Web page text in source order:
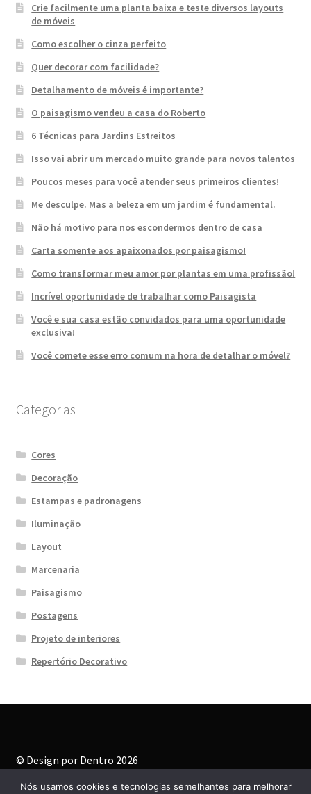
Crie facilmente uma planta baixa e teste diversos layouts
de móveis
Como escolher o cinza perfeito
Quer decorar com facilidade?
Detalhamento de móveis é importante?
O paisagismo vendeu a casa do Roberto
6 Técnicas para Jardins Estreitos
Isso vai abrir um mercado muito grande para novos talentos
Poucos meses para você atender seus primeiros clientes!
Me desculpe. Mas a beleza em um jardim é fundamental.
Não há motivo para nos escondermos dentro de casa
Carta somente aos apaixonados por paisagismo!
Como transformar meu amor por plantas em uma profissão!
Incrível oportunidade de trabalhar como Paisagista
Você e sua casa estão convidados para uma oportunidade
exclusiva!
Você comete esse erro comum na hora de detalhar o móvel?
Categorias
Cores
Decoração
Estampas e padronagens
Iluminação
Layout
Marcenaria
Paisagismo
Postagens
Projeto de interiores
Repertório Decorativo
© Design por Dentro 2026
Nós usamos cookies e tecnologias semelhantes para melhorar